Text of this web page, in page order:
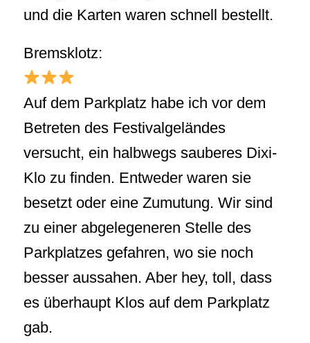
und die Karten waren schnell bestellt.
Bremsklotz:
Auf dem Parkplatz habe ich vor dem
Betreten des Festivalgeländes
versucht, ein halbwegs sauberes Dixi-
Klo zu finden. Entweder waren sie
besetzt oder eine Zumutung. Wir sind
zu einer abgelegeneren Stelle des
Parkplatzes gefahren, wo sie noch
besser aussahen. Aber hey, toll, dass
es überhaupt Klos auf dem Parkplatz
gab.